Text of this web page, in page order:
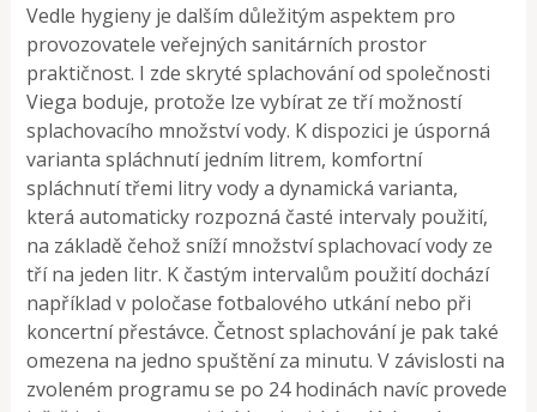
Vedle hygieny je dalším důležitým aspektem pro
provozovatele veřejných sanitárních prostor
praktičnost. I zde skryté splachování od společnosti
Viega boduje, protože lze vybírat ze tří možností
splachovacího množství vody. K dispozici je úsporná
varianta spláchnutí jedním litrem, komfortní
spláchnutí třemi litry vody a dynamická varianta,
která automaticky rozpozná časté intervaly použití,
na základě čehož sníží množství splachovací vody ze
tří na jeden litr. K častým intervalům použití dochází
například v poločase fotbalového utkání nebo při
koncertní přestávce. Četnost splachování je pak také
omezena na jedno spuštění za minutu. V závislosti na
zvoleném programu se po 24 hodinách navíc provede